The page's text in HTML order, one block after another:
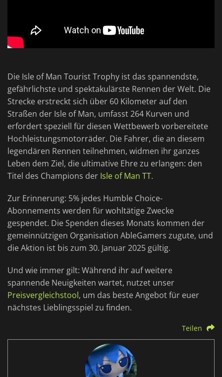
Die Isle of Man Tourist Trophy ist das spannendste,
gefährlichste und spektakulärste Rennen der Welt. Die
Strecke erstreckt sich über 60 Kilometer auf den
Straßen der Isle of Man, umfasst 264 Kurven und
erfordert speziell für diesen Wettbewerb vorbereitete
Hochleistungsmotorräder. Die Fahrer, die an diesem
legendären Rennen teilnehmen, widmen ihr ganzes
Leben dem Ziel, die ultimative Ehre zu erlangen: den
Titel des Champions der Isle of Man TT.
Zur Erinnerung: 5% jedes Humble Choice-
Abonnements werden für wohltätige Zwecke
gespendet. Die Spenden dieses Monats kommen der
gemeinnützigen Organisation AbleGamers zugute, und
die Aktion ist bis zum 30. Januar 2025 gültig.
Und wie immer gilt: Während ihr auf weitere
spannende Neuigkeiten wartet, nutzet unser
Preisvergleichstool, um das beste Angebot für euer
nächstes Lieblingsspiel zu finden.
Teilen